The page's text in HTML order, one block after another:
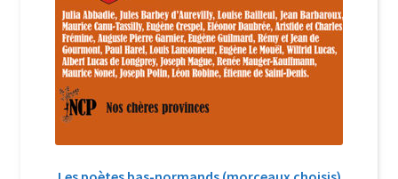
Soutien à Philippe Randa
Suivi de la Commande